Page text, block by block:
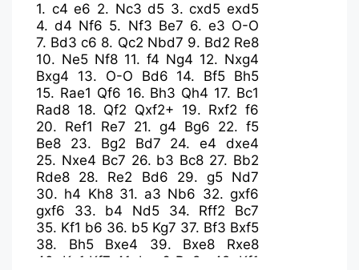
1. c4 e6 2. Nc3 d5 3.cxd5 exd5
4.d4 Nf6 5. Nf3 Be7 6. e3 O-O
7. Bd3 c6 8. Qc2 Nbd7 9. Bd2 Re8
10. Ne5 Nf8 11. f4 Ng4 12. Nxg4
Bxg4
13. O-O Bd6 14. Bf5 Bh5
15. Rae1 Qf6 16. Bh3 Qh4 17. Bc1
Rad8 18. Qf2 Qxf2+ 19. Rxf2 f6
20. Ref1 Re7 21. g4 Bg6 22. f5
Be8
23. Bg2 Bd7 24.e4
dxe4
25. Nxe4 Bc7 26. b3 Bc8 27. Bb2
Rde8 28. Re2 Bd6 29. g5
Nd7
30. h4 Kh8 31. a3 Nb6 32.gxf6
gxf6
33. b4 Nd5 34. Rff2
Bc7
35. Kf1 b6 36. b5 Kg7 37. Bf3 Bxf5
38. Bh5 Bxe4 39. Bxe8
Rxe8
40. Kg1 Kf7 41. bxc6 Rg8+ 42. Kf1